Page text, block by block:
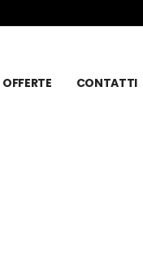
OFFERTE CONTATTI